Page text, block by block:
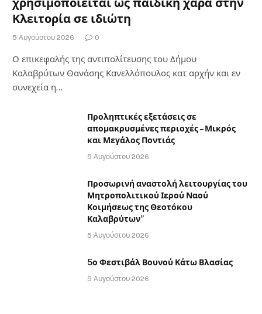
χρησιμοποιείται ως παιδική χαρά στην
Κλειτορία σε ιδιώτη
5 Αυγούστου 2026 0
Ο επικεφαλής της αντιπολίτευσης του Δήμου
Καλαβρύτων Θανάσης Κανελλόπουλος κατ αρχήν και εν
συνεχεία η…
Προληπτικές εξετάσεις σε
απομακρυσμένες περιοχές – Μικρός
και Μεγάλος Ποντιάς
5 Αυγούστου 2026
Προσωρινή αναστολή λειτουργίας του
Μητροπολιτικού Ιερού Ναού
Κοιμήσεως της Θεοτόκου
Καλαβρύτων”
5 Αυγούστου 2026
5ο Φεστιβάλ Βουνού Κάτω Βλασίας
5 Αυγούστου 2026